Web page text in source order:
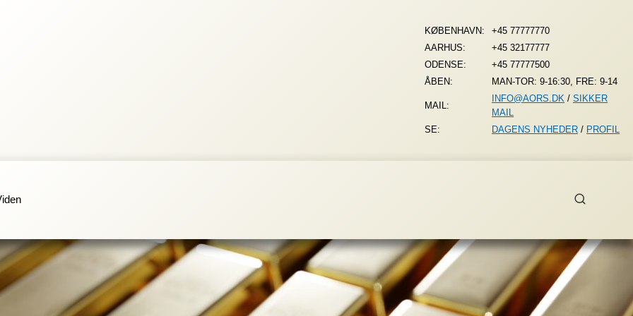
KØBENHAVN:
+45 77777770
AARHUS:
+45 32177777
ODENSE:
+45 77777500
ÅBEN:
MAN-TOR: 9-16:30, FRE: 9-14
MAIL:
INFO@AORS.DK / SIKKER
MAIL
SE:
DAGENS NYHEDER / PROFIL